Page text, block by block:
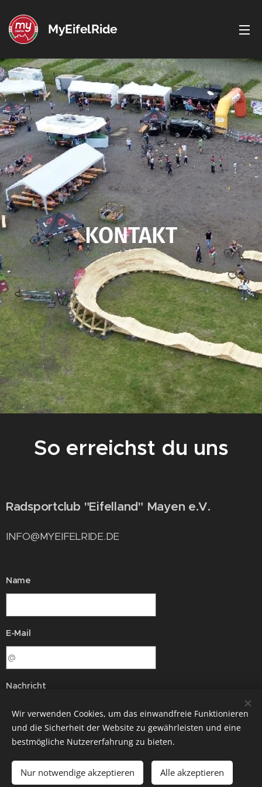
MyEifelRide
KONTAKT
So erreichst du uns
Radsportclub "Eifelland" Mayen e.V.
INFO@MYEIFELRIDE.DE
Name
E-Mail
Nachricht
Wir verwenden Cookies, um das einwandfreie Funktionieren
und die Sicherheit der Website zu gewährleisten und eine
bestmögliche Nutzererfahrung zu bieten.
Nur notwendige akzeptieren Alle akzeptieren